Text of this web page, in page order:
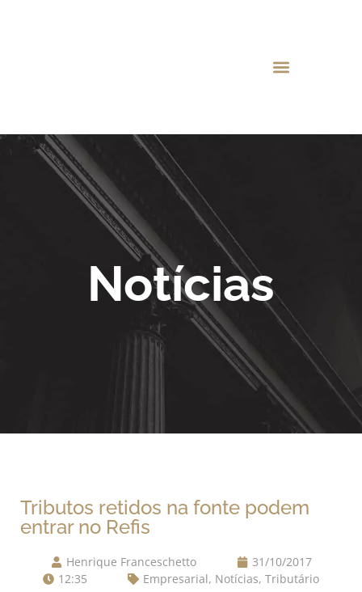
Notícias
Tributos retidos na fonte podem
entrar no Refis
Henrique Franceschetto
31/10/2017
12:35
Empresarial, Notícias, Tributário